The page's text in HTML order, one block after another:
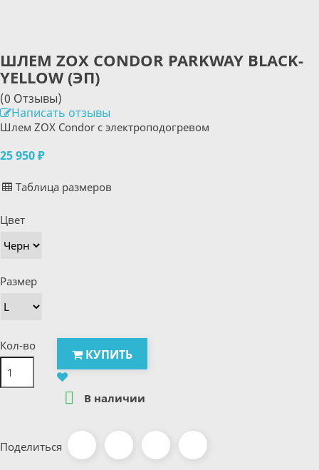
ШЛЕМ ZOX CONDOR PARKWAY BLACK-
YELLOW (ЭП)
(0 Отзывы)
Написать отзывы
Шлем ZOX Condor с электроподогревом
25 950 ₽
Таблица размеров
Цвет
Размер
Кол-во
КУПИТЬ
 В наличии
Поделиться